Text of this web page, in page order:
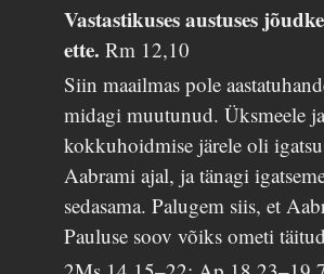
Vastastikuses austuses
ette.Rm 12,10
Siin maailmas pole
midagi muutunud. Üksmeele
kokkuhoidmise järele oli
Aabrami ajal, ja tänagi
sedasama. Palugem siis, et
Pauluse soov võiks ometi